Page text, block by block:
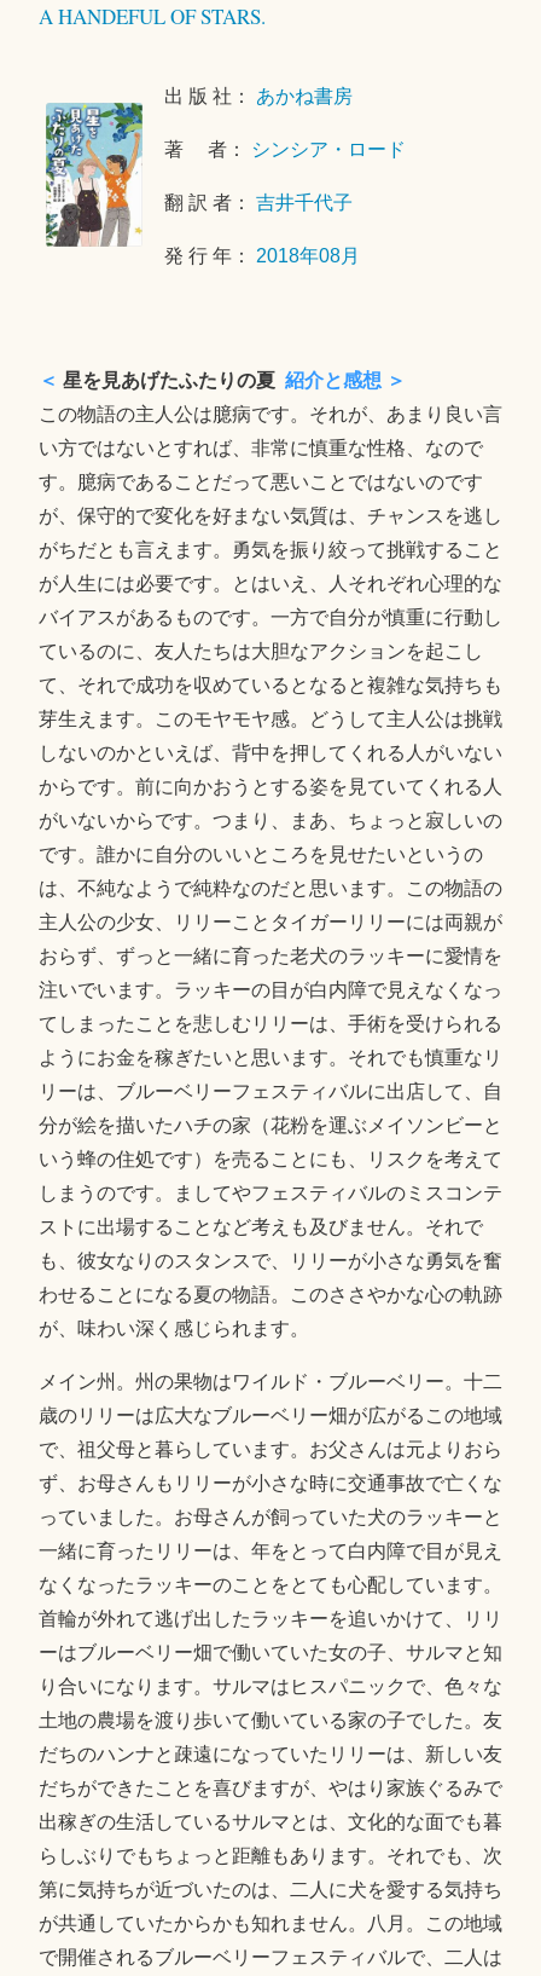
A HANDEFUL OF STARS.
出 版 社： あかね書房
著 者： シンシア・ロード
翻 訳 者：吉井千代子
発 行 年： 2018年08月
＜ 星を見あげたふたりの夏 紹介と感想 ＞
この物語の主人公は臆病です。それが、あまり良い言
い方ではないとすれば、非常に慎重な性格、なので
す。臆病であることだって悪いことではないのです
が、保守的で変化を好まない気質は、チャンスを逃し
がちだとも言えます。勇気を振り絞って挑戦すること
が人生には必要です。とはいえ、人それぞれ心理的な
バイアスがあるものです。一方で自分が慎重に行動し
ているのに、友人たちは大胆なアクションを起こし
て、それで成功を収めているとなると複雑な気持ちも
芽生えます。このモヤモヤ感。どうして主人公は挑戦
しないのかといえば、背中を押してくれる人がいない
からです。前に向かおうとする姿を見ていてくれる人
がいないからです。つまり、まあ、ちょっと寂しいの
です。誰かに自分のいいところを見せたいというの
は、不純なようで純粋なのだと思います。この物語の
主人公の少女、リリーことタイガーリリーには両親が
おらず、ずっと一緒に育った老犬のラッキーに愛情を
注いでいます。ラッキーの目が白内障で見えなくなっ
てしまったことを悲しむリリーは、手術を受けられる
ようにお金を稼ぎたいと思います。それでも慎重なリ
リーは、ブルーベリーフェスティバルに出店して、自
分が絵を描いたハチの家（花粉を運ぶメイソンビーと
いう蜂の住処です）を売ることにも、リスクを考えて
しまうのです。ましてやフェスティバルのミスコンテ
ストに出場することなど考えも及びません。それで
も、彼女なりのスタンスで、リリーが小さな勇気を奮
わせることになる夏の物語。このささやかな心の軌跡
が、味わい深く感じられます。
メイン州。州の果物はワイルド・ブルーベリー。十二
歳のリリーは広大なブルーベリー畑が広がるこの地域
で、祖父母と暮らしています。お父さんは元よりおら
ず、お母さんもリリーが小さな時に交通事故で亡くな
っていました。お母さんが飼っていた犬のラッキーと
一緒に育ったリリーは、年をとって白内障で目が見え
なくなったラッキーのことをとても心配しています。
首輪が外れて逃げ出したラッキーを追いかけて、リリ
ーはブルーベリー畑で働いていた女の子、サルマと知
り合いになります。サルマはヒスパニックで、色々な
土地の農場を渡り歩いて働いている家の子でした。友
だちのハンナと疎遠になっていたリリーは、新しい友
だちができたことを喜びますが、やはり家族ぐるみで
出稼ぎの生活しているサルマとは、文化的な面でも暮
らしぶりでもちょっと距離もあります。それでも、次
第に気持ちが近づいたのは、二人に犬を愛する気持ち
が共通していたからかも知れません。八月。この地域
で開催されるブルーベリーフェスティバルで、二人は